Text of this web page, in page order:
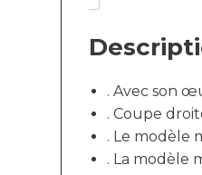
. Avec son
. Coupe
. Le modèle
. La modèle